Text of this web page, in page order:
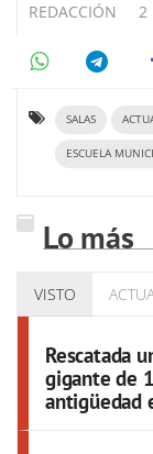
2
REDACCIÓN
SALAS
ESCUELA
Lo más
VISTO
Rescatada
gigante de
antigüedad